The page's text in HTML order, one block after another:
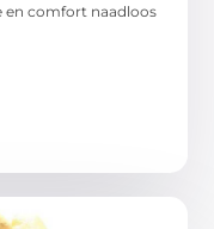
en comfort naadloos